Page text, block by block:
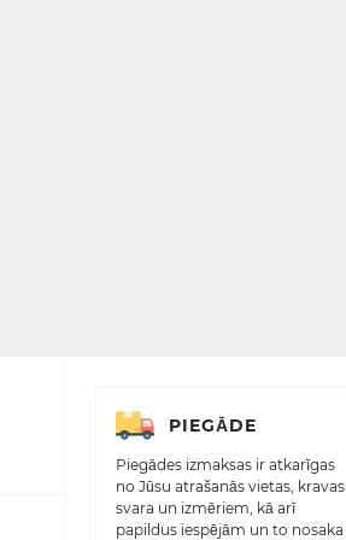
PIEGĀDE
Piegādes izmaksas ir atkarīgas
no Jūsu atrašanās vietas, kravas
svara un izmēriem, kā arī
papildus iespējām un to nosaka